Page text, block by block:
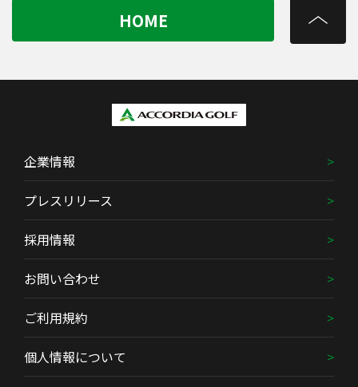
HOME
企業情報
プレスリリース
採用情報
お問い合わせ
ご利用規約
個人情報について